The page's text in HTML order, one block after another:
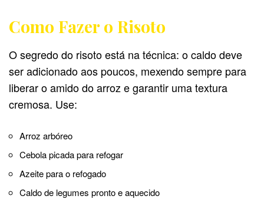
Como Fazer o Risoto
O segredo do risoto está na técnica: o caldo deve
ser adicionado aos poucos, mexendo sempre para
liberar o amido do arroz e garantir uma textura
cremosa. Use:
Arroz arbóreo
Cebola picada para refogar
Azeite para o refogado
Caldo de legumes pronto e aquecido